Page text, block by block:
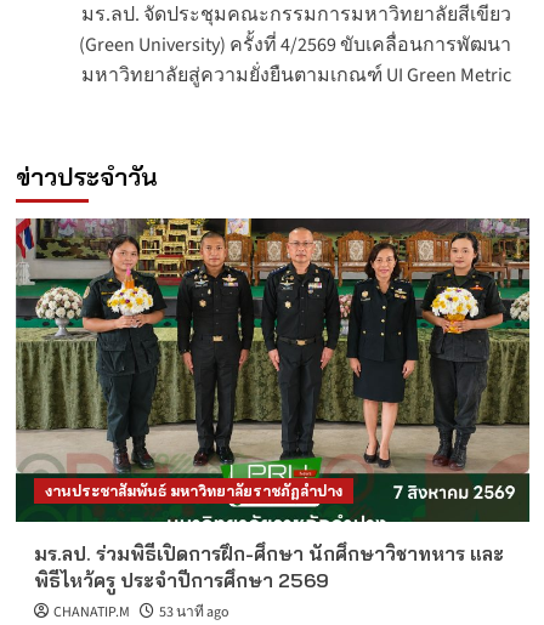
มร.ลป. จัดประชุมคณะกรรมการมหาวิทยาลัยสีเขียว
(Green University) ครั้งที่ 4/2569 ขับเคลื่อนการพัฒนา
มหาวิทยาลัยสู่ความยั่งยืนตามเกณฑ์ UI Green Metric
ข่าวประจำวัน
งานประชาสัมพันธ์ มหาวิทยาลัยราชภัฏลำปาง
มร.ลป. ร่วมพิธีเปิดการฝึก-ศึกษา นักศึกษาวิชาทหาร และ
พิธีไหว้ครู ประจำปีการศึกษา 2569
CHANATIP.M 53 นาที ago